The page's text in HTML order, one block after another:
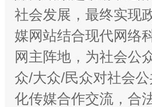
习近平的博鳌关键词
社会发展，最终实现
媒网站结合现代网络
网主阵地，为社会公
众/大众/民众对社会
化传媒合作交流，合